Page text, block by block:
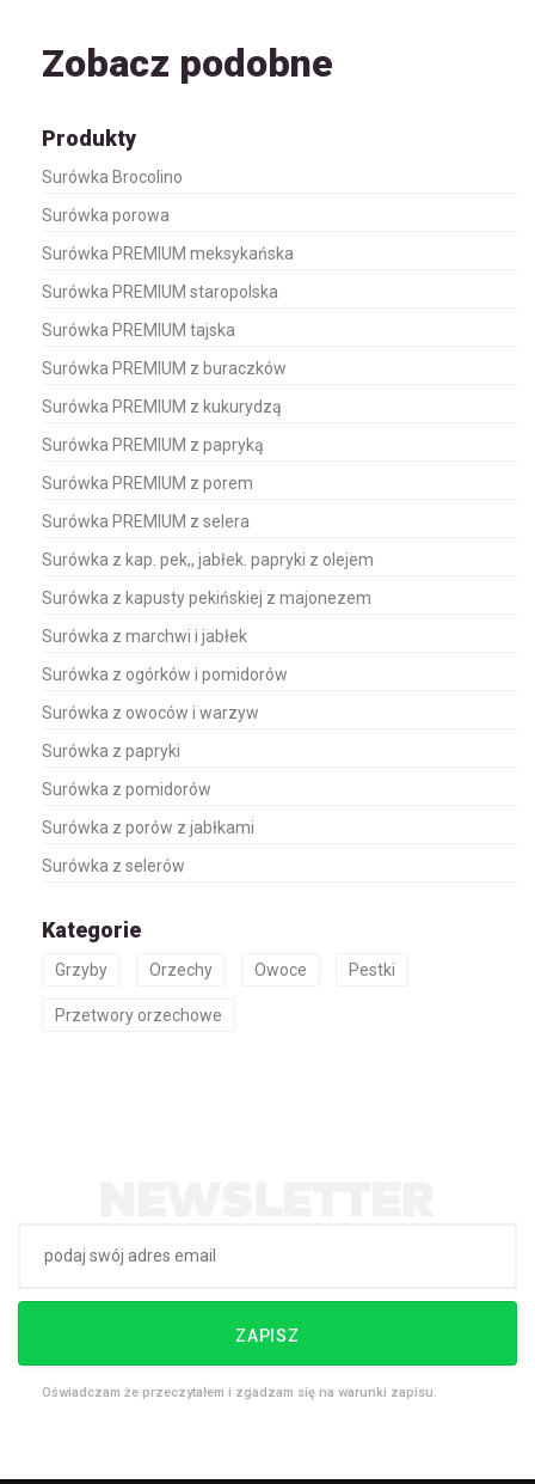
Zobacz podobne
Produkty
Surówka Brocolino
Surówka porowa
Surówka PREMIUM meksykańska
Surówka PREMIUM staropolska
Surówka PREMIUM tajska
Surówka PREMIUM z buraczków
Surówka PREMIUM z kukurydzą
Surówka PREMIUM z papryką
Surówka PREMIUM z porem
Surówka PREMIUM z selera
Surówka z kap. pek,, jabłek. papryki z olejem
Surówka z kapusty pekińskiej z majonezem
Surówka z marchwi i jabłek
Surówka z ogórków i pomidorów
Surówka z owoców i warzyw
Surówka z papryki
Surówka z pomidorów
Surówka z porów z jabłkami
Surówka z selerów
Kategorie
Grzyby Orzechy Owoce Pestki
Przetwory orzechowe
ZAPISZ
Oświadczam że przeczytałem i zgadzam się na warunki zapisu.